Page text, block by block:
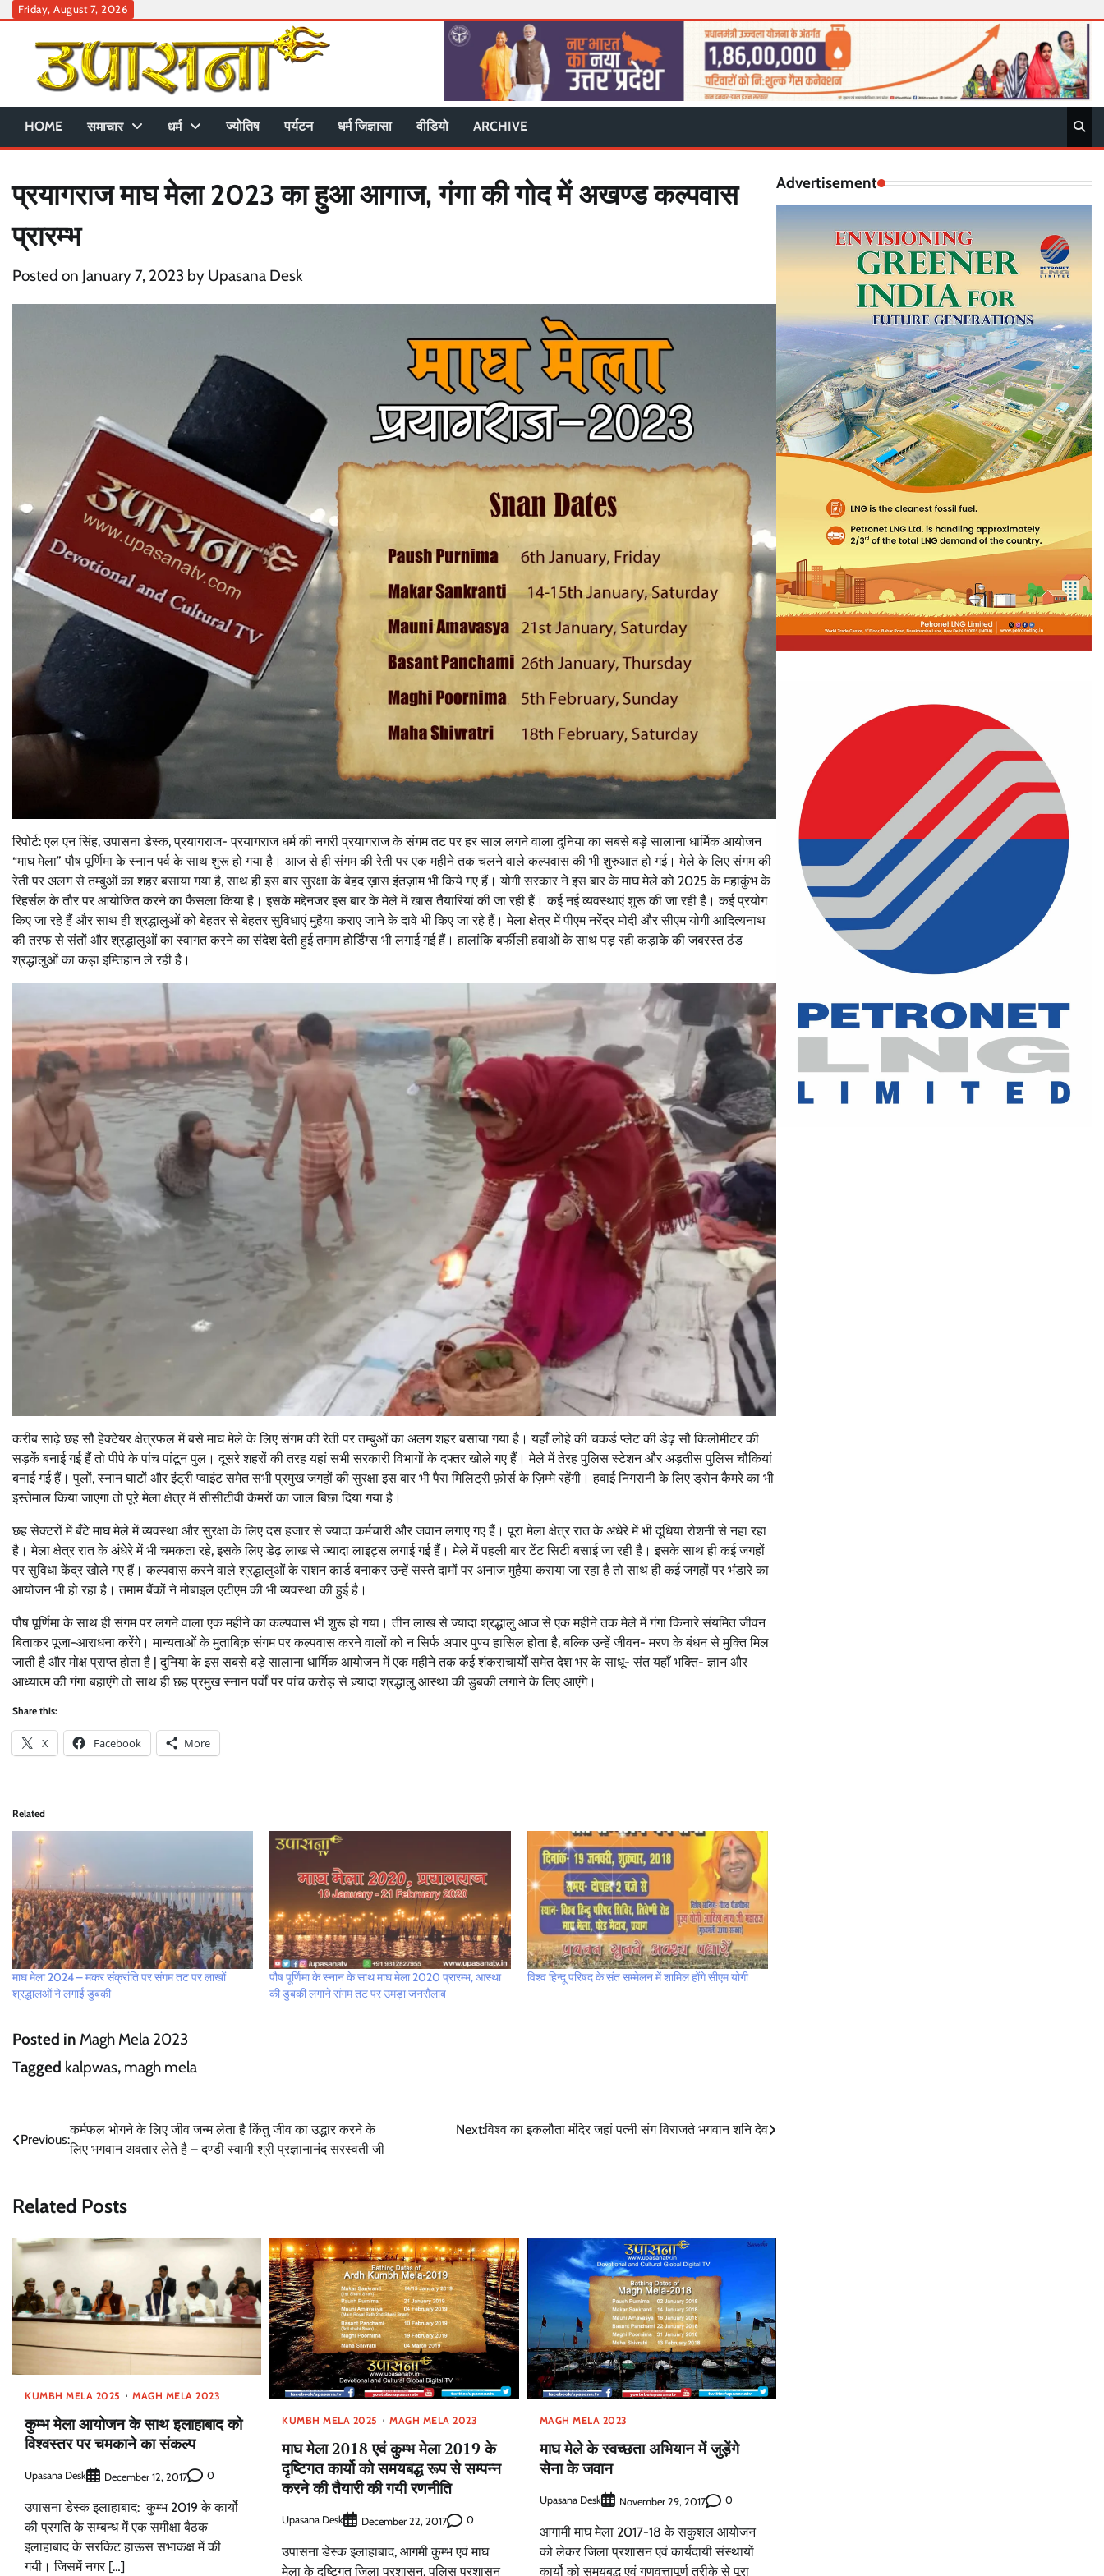
Skip
content
Friday, August 7, 2026
HOME समाचार धर्म ज्योतिष पर्यटन धर्म जिज्ञासा वीडियो ARCHIVE
प्रयागराज माघ मेला 2023 का हुआ आगाज, गंगा की गोद में अखण्ड कल्पवास
प्रारम्भ
Posted on January 7, 2023 by Upasana Desk
रिपोर्ट: एल एन सिंह, उपासना डेस्क, प्रयागराज- प्रयागराज धर्म की नगरी प्रयागराज के संगम तट पर हर साल लगने वाला दुनिया का सबसे बड़े सालाना धार्मिक आयोजन
“माघ मेला” पौष पूर्णिमा के स्नान पर्व के साथ शुरू हो गया है। आज से ही संगम की रेती पर एक महीने तक चलने वाले कल्पवास की भी शुरुआत हो गई। मेले के लिए संगम की
रेती पर अलग से तम्बुओं का शहर बसाया गया है, साथ ही इस बार सुरक्षा के बेहद ख़ास इंतज़ाम भी किये गए हैं। योगी सरकार ने इस बार के माघ मेले को 2025 के महाकुंभ के
रिहर्सल के तौर पर आयोजित करने का फैसला किया है। इसके मद्देनजर इस बार के मेले में खास तैयारियां की जा रही हैं। कई नई व्यवस्थाएं शुरू की जा रही हैं। कई प्रयोग
किए जा रहे हैं और साथ ही श्रद्धालुओं को बेहतर से बेहतर सुविधाएं मुहैया कराए जाने के दावे भी किए जा रहे हैं। मेला क्षेत्र में पीएम नरेंद्र मोदी और सीएम योगी आदित्यनाथ
की तरफ से संतों और श्रद्धालुओं का स्वागत करने का संदेश देती हुई तमाम होर्डिंग्स भी लगाई गई हैं। हालांकि बर्फीली हवाओं के साथ पड़ रही कड़ाके की जबरस्त ठंड
श्रद्धालुओं का कड़ा इम्तिहान ले रही है।
करीब साढ़े छह सौ हेक्टेयर क्षेत्रफल में बसे माघ मेले के लिए संगम की रेती पर तम्बुओं का अलग शहर बसाया गया है। यहाँ लोहे की चकर्ड प्लेट की डेढ़ सौ किलोमीटर की
सड़कें बनाई गई हैं तो पीपे के पांच पांटून पुल। दूसरे शहरों की तरह यहां सभी सरकारी विभागों के दफ्तर खोले गए हैं। मेले में तेरह पुलिस स्टेशन और अड़तीस पुलिस चौकियां
बनाई गई हैं। पुलों, स्नान घाटों और इंट्री प्वाइंट समेत सभी प्रमुख जगहों की सुरक्षा इस बार भी पैरा मिलिट्री फ़ोर्स के ज़िम्मे रहेंगी। हवाई निगरानी के लिए ड्रोन कैमरे का भी
इस्तेमाल किया जाएगा तो पूरे मेला क्षेत्र में सीसीटीवी कैमरों का जाल बिछा दिया गया है।
छह सेक्टरों में बँटे माघ मेले में व्यवस्था और सुरक्षा के लिए दस हजार से ज्यादा कर्मचारी और जवान लगाए गए हैं। पूरा मेला क्षेत्र रात के अंधेरे में भी दूधिया रोशनी से नहा रहा
है। मेला क्षेत्र रात के अंधेरे में भी चमकता रहे, इसके लिए डेढ़ लाख से ज्यादा लाइट्स लगाई गई हैं। मेले में पहली बार टेंट सिटी बसाई जा रही है। इसके साथ ही कई जगहों
पर सुविधा केंद्र खोले गए हैं। कल्पवास करने वाले श्रद्धालुओं के राशन कार्ड बनाकर उन्हें सस्ते दामों पर अनाज मुहैया कराया जा रहा है तो साथ ही कई जगहों पर भंडारे का
आयोजन भी हो रहा है। तमाम बैंकों ने मोबाइल एटीएम की भी व्यवस्था की हुई है।
पौष पूर्णिमा के साथ ही संगम पर लगने वाला एक महीने का कल्पवास भी शुरू हो गया। तीन लाख से ज्यादा श्रद्धालु आज से एक महीने तक मेले में गंगा किनारे संयमित जीवन
बिताकर पूजा-आराधना करेंगे। मान्यताओं के मुताबिक़ संगम पर कल्पवास करने वालों को न सिर्फ अपार पुण्य हासिल होता है, बल्कि उन्हें जीवन- मरण के बंधन से मुक्ति मिल
जाती है और मोक्ष प्राप्त होता है | दुनिया के इस सबसे बड़े सालाना धार्मिक आयोजन में एक महीने तक कई शंकराचार्यों समेत देश भर के साधू- संत यहाँ भक्ति- ज्ञान और
आध्यात्म की गंगा बहाएंगे तो साथ ही छह प्रमुख स्नान पर्वों पर पांच करोड़ से ज़्यादा श्रद्धालु आस्था की डुबकी लगाने के लिए आएंगे।
Share this:
X Facebook More
Related
माघ मेला 2024 – मकर संक्रांति पर संगम तट पर लाखों
श्रद्धालओं ने लगाई डुबकी
पौष पूर्णिमा के स्नान के साथ माघ मेला 2020 प्रारम्भ, आस्था
की डुबकी लगाने संगम तट पर उमड़ा जनसैलाब
विश्व हिन्दू परिषद के संत सम्मेलन में शामिल होंगे सीएम योगी
Posted in Magh Mela 2023
Tagged kalpwas, magh mela
Post
navigation
Previous:
कर्मफल भोगने के लिए जीव जन्म लेता है किंतु जीव का उद्धार करने के
लिए भगवान अवतार लेते है – दण्डी स्वामी श्री प्रज्ञानानंद सरस्वती जी
Next:विश्व का इकलौता मंदिर जहां पत्नी संग विराजते भगवान शनि देव
Related Posts
KUMBH MELA 2025 MAGH MELA 2023
कुम्भ मेला आयोजन के साथ इलाहाबाद को
विश्वस्तर पर चमकाने का संकल्प
Upasana Desk December 12, 2017 0
उपासना डेस्क इलाहाबाद: कुम्भ 2019 के कार्यो
की प्रगति के सम्बन्ध में एक समीक्षा बैठक
इलाहाबाद के सरकिट हाऊस सभाकक्ष में की
गयी। जिसमें नगर […]
KUMBH MELA 2025 MAGH MELA 2023
माघ मेला 2018 एवं कुम्भ मेला 2019 के
दृष्टिगत कार्यो को समयबद्ध रूप से सम्पन्न
करने की तैयारी की गयी रणनीति
Upasana Desk December 22, 2017 0
उपासना डेस्क इलाहाबाद, आगमी कुम्भ एवं माघ
मेला के दृष्टिगत जिला प्रशासन, पुलिस प्रशासन
MAGH MELA 2023
माघ मेले के स्वच्छता अभियान में जुड़ेंगे
सेना के जवान
Upasana Desk November 29, 2017 0
आगामी माघ मेला 2017-18 के सकुशल आयोजन
को लेकर जिला प्रशासन एवं कार्यदायी संस्थायों
कार्यो को समयबद्ध एवं गुणवत्तापूर्ण तरीके से पूरा
Advertisement